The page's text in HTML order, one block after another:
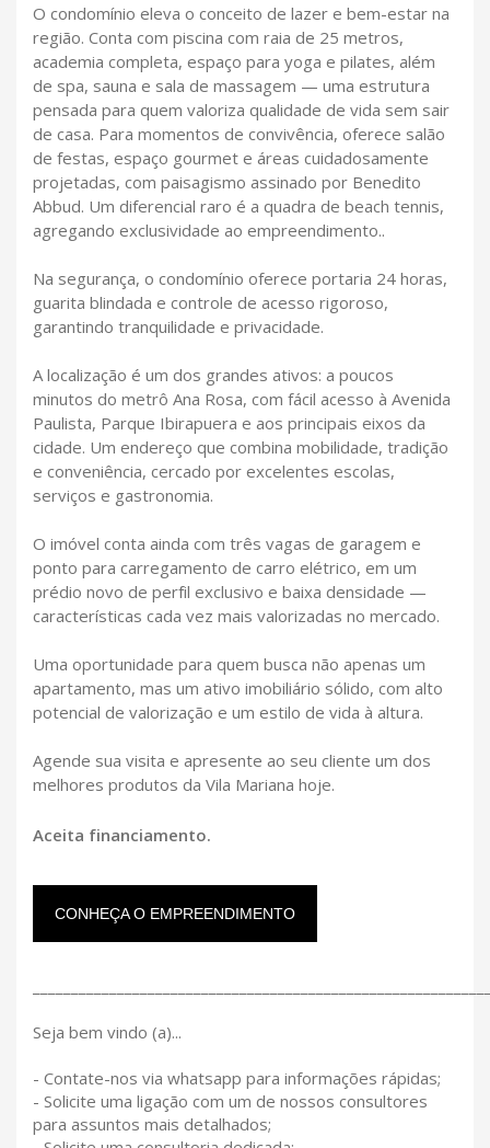
O condomínio eleva o conceito de lazer e bem-estar na
região. Conta com piscina com raia de 25 metros,
academia completa, espaço para yoga e pilates, além
de spa, sauna e sala de massagem — uma estrutura
pensada para quem valoriza qualidade de vida sem sair
de casa. Para momentos de convivência, oferece salão
de festas, espaço gourmet e áreas cuidadosamente
projetadas, com paisagismo assinado por Benedito
Abbud. Um diferencial raro é a quadra de beach tennis,
agregando exclusividade ao empreendimento..
Na segurança, o condomínio oferece portaria 24 horas,
guarita blindada e controle de acesso rigoroso,
garantindo tranquilidade e privacidade.
A localização é um dos grandes ativos: a poucos
minutos do metrô Ana Rosa, com fácil acesso à Avenida
Paulista, Parque Ibirapuera e aos principais eixos da
cidade. Um endereço que combina mobilidade, tradição
e conveniência, cercado por excelentes escolas,
serviços e gastronomia.
O imóvel conta ainda com três vagas de garagem e
ponto para carregamento de carro elétrico, em um
prédio novo de perfil exclusivo e baixa densidade —
características cada vez mais valorizadas no mercado.
Uma oportunidade para quem busca não apenas um
apartamento, mas um ativo imobiliário sólido, com alto
potencial de valorização e um estilo de vida à altura.
Agende sua visita e apresente ao seu cliente um dos
melhores produtos da Vila Mariana hoje.
Aceita financiamento.
CONHEÇA O EMPREENDIMENTO
Seja bem vindo (a)...
- Contate-nos via whatsapp para informações rápidas;
- Solicite uma ligação com um de nossos consultores
para assuntos mais detalhados;